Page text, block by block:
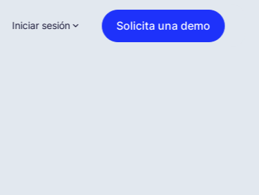
Iniciar sesión Solicita una demo